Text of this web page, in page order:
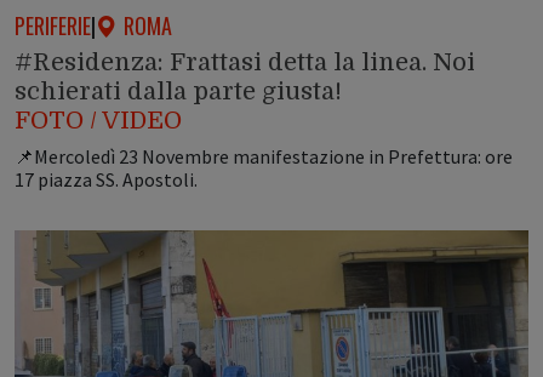
PERIFERIE| ROMA
#Residenza: Frattasi detta la linea. Noi
schierati dalla parte giusta!
FOTO / VIDEO
📌Mercoledì 23 Novembre manifestazione in Prefettura: ore
17 piazza SS. Apostoli.